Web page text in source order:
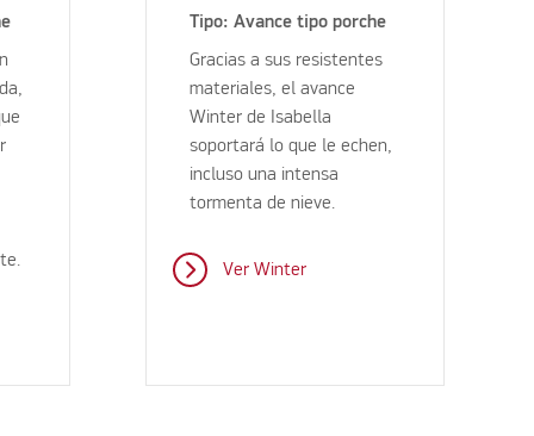
Tipo: Avance tipo porche
Gracias a sus resistentes
materiales, el avance
Winter de Isabella
soportará lo que le echen,
incluso una intensa
tormenta de nieve.
Ver Winter